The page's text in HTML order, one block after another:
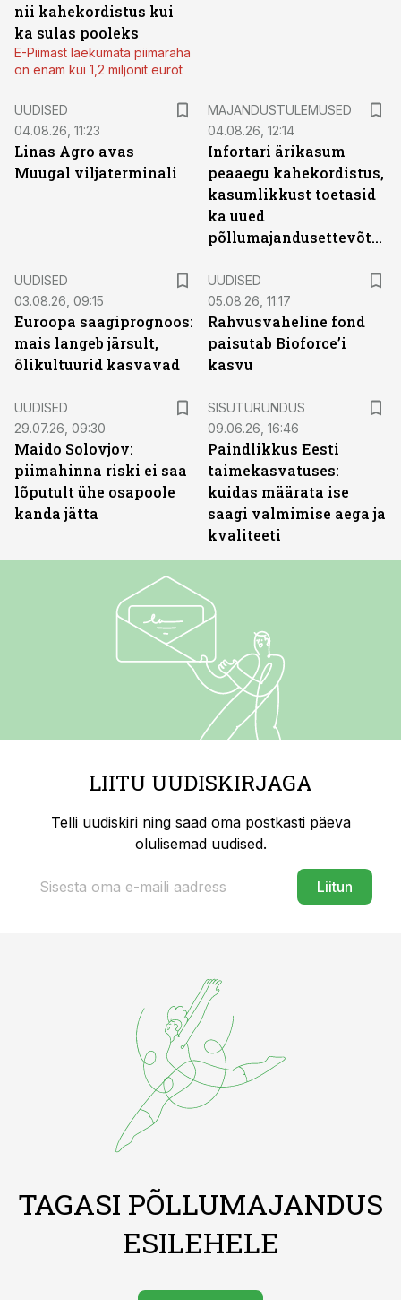
nii kahekordistus kui
ka sulas pooleks
E-Piimast laekumata piimaraha
on enam kui 1,2 miljonit eurot
UUDISED
04.08.26, 11:23
Linas Agro avas
Muugal viljaterminali
MAJANDUSTULEMUSED
04.08.26, 12:14
Infortari ärikasum
peaaegu kahekordistus,
kasumlikkust toetasid
ka uued
põllumajandusettevõtted
UUDISED
03.08.26, 09:15
Euroopa saagiprognoos:
mais langeb järsult,
õlikultuurid kasvavad
UUDISED
05.08.26, 11:17
Rahvusvaheline fond
paisutab Bioforce’i
kasvu
UUDISED
29.07.26, 09:30
Maido Solovjov:
piimahinna riski ei saa
lõputult ühe osapoole
kanda jätta
SISUTURUNDUS
09.06.26, 16:46
Paindlikkus Eesti
taimekasvatuses:
kuidas määrata ise
saagi valmimise aega ja
kvaliteeti
LIITU UUDISKIRJAGA
Telli uudiskiri ning saad oma postkasti päeva
olulisemad uudised.
Liitun
TAGASI PÕLLUMAJANDUS
ESILEHELE